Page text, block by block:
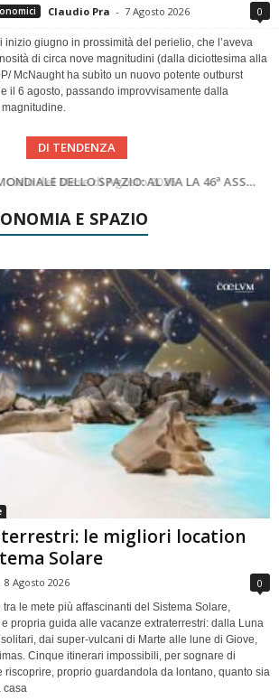
Claudio Pra - 7 Agosto 2026 0
inizio giugno in prossimità del perielio, che l’aveva
di circa nove magnitudini (dalla diciottesima alla
McNaught ha subìto un nuovo potente outburst
il 6 agosto, passando improvvisamente dalla
DI TENDENZA
del Mese di Agosto 2026
aggiornamenti del mese – Agosto 2026
E SPAZIO
le migliori location
Solare
8 Agosto 2026 0
le mete più affascinanti del Sistema Solare,
propria guida alle vacanze extraterrestri: dalla Luna
dai super-vulcani di Marte alle lune di Giove,
Cinque itinerari impossibili, per sognare di
riscoprire, proprio guardandola da lontano, quanto sia
casa